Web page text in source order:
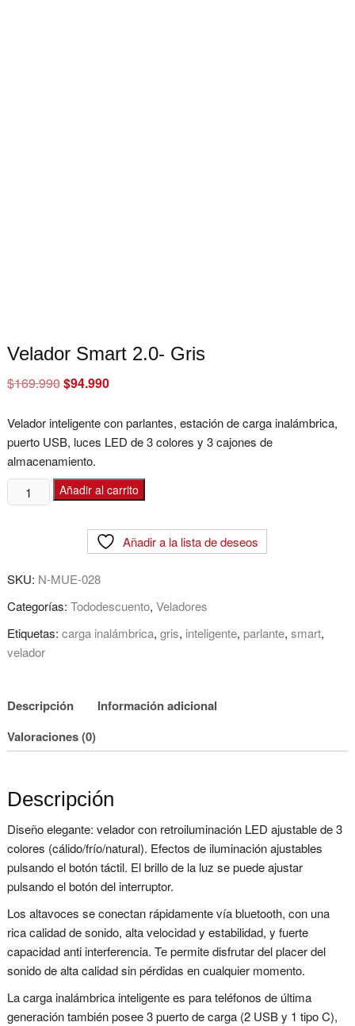
Velador Smart 2.0- Gris
$169.990Original
price
$169.990.
$94.990Current
$94.990.
Velador inteligente con parlantes, estación de carga inalámbrica,
puerto USB, luces LED de 3 colores y 3 cajones de
almacenamiento.
Velador
Smart
Añadir al carrito
Añadir a la lista de deseos
SKU: N-MUE-028
Categorías: Tododescuento, Veladores
Etiquetas: carga inalámbrica, gris, inteligente, parlante, smart,
velador
Descripción
Información adicional
Valoraciones (0)
Descripción
Diseño elegante: velador con retroiluminación LED ajustable de 3
colores (cálido/frío/natural). Efectos de iluminación ajustables
pulsando el botón táctil. El brillo de la luz se puede ajustar
pulsando el botón del interruptor.
Los altavoces se conectan rápidamente vía bluetooth, con una
rica calidad de sonido, alta velocidad y estabilidad, y fuerte
capacidad anti interferencia. Te permite disfrutar del placer del
sonido de alta calidad sin pérdidas en cualquier momento.
La carga inalámbrica inteligente es para teléfonos de última
generación también posee 3 puerto de carga (2 USB y 1 tipo C),